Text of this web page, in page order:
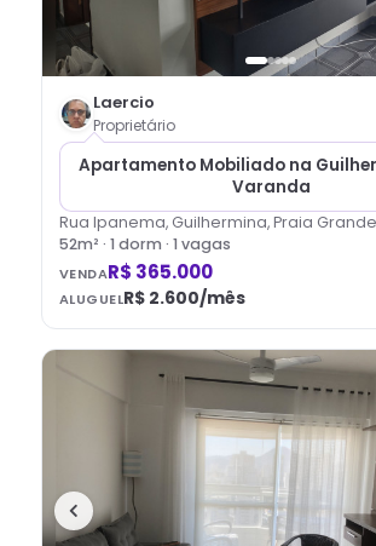
Laercio
Proprietário
Apartamento Mobiliado na
Varanda
Rua Ipanema, Guilhermina, Praia
52m² · 1 dorm · 1 vagas
VENDAR$ 365.000
ALUGUELR$ 2.600/mês